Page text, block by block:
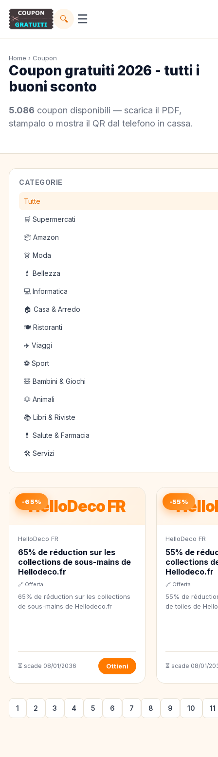
🔍 ☰
Home › Coupon
Coupon gratuiti 2026 - tutti i
buoni sconto
5.086 coupon disponibili — scarica il PDF,
stampalo o mostra il QR dal telefono in cassa.
CATEGORIE
Tutte
🛒 Supermercati
📦 Amazon
👗 Moda
💄 Bellezza
💻 Informatica
🏠 Casa & Arredo
🍽️ Ristoranti
✈️ Viaggi
⚽ Sport
🧸 Bambini & Giochi
🐶 Animali
📚 Libri & Riviste
💊 Salute & Farmacia
🛠️ Servizi
HelloDeco FR
-65%
HelloDeco FR
65% de réduction sur les
collections de sous-mains de
Hellodeco.fr
🔗 Offerta
65% de réduction sur les collections
de sous-mains de Hellodeco.fr
⏳ scade 08/01/2036 Ottieni
-55%
HelloDeco FR
55% de
collections
Hellodeco.fr
🔗 Offerta
55% de
de toiles de
⏳ scade 08/01/
1 2 3 4 5 6 7 8 9 10 11